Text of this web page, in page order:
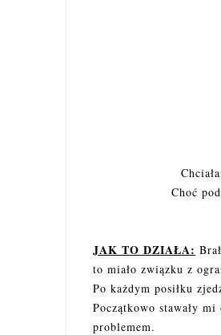
Choć
JAK TO DZIAŁA:
to miało związku z
Po każdym posiłku
Początkowo stawały
problemem.